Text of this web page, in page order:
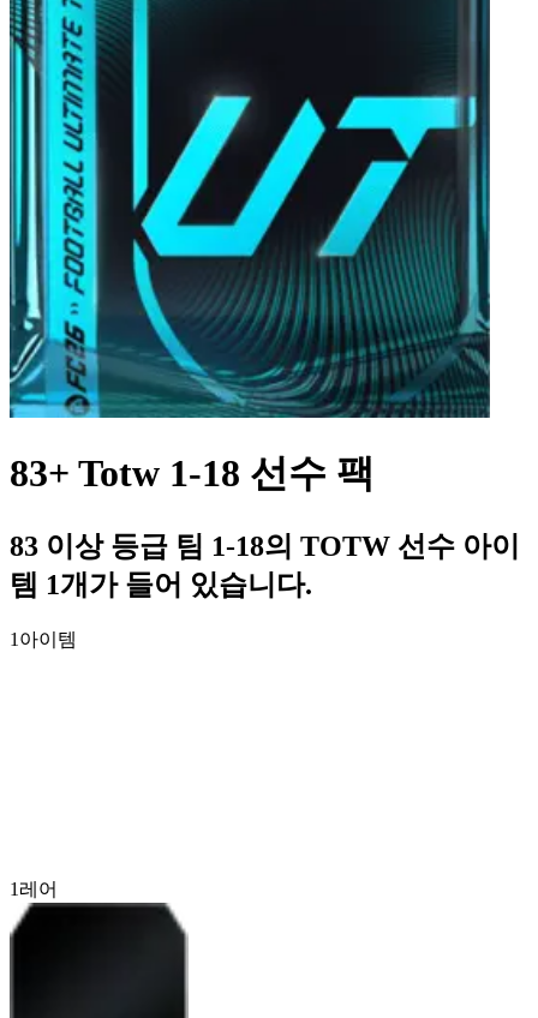
83+ Totw 1-18 선수 팩
83 이상 등급 팀 1-18의 TOTW 선수 아이
템 1개가 들어 있습니다.
1 아이템
1 레어